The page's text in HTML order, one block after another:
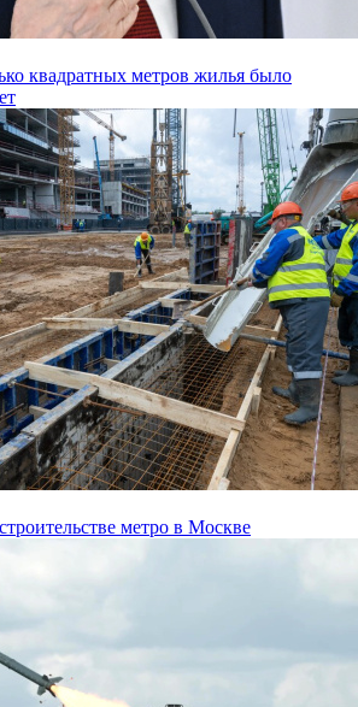
квадратных метров жилья было
метро в Москве